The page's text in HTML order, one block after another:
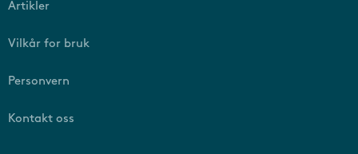
Artikler
Vilkår for bruk
Personvern
Kontakt oss